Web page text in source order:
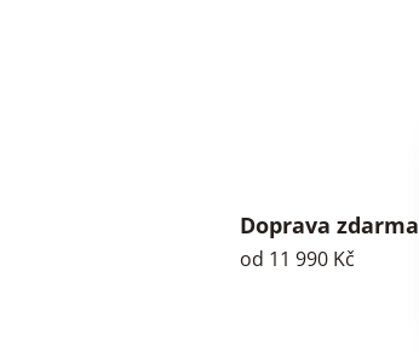
Doprava zdarma
od 11 990 Kč